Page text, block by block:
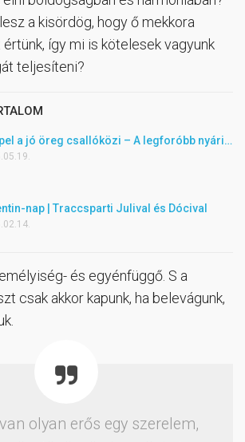
a kisördög, hogy ő mekkora
így mi is kötelesek vagyunk
teljesíteni?
a jó öreg csallóközi – A legforóbb nyári…
nap | Traccsparti Julival és Dócival
és egyénfüggő. S a
csak akkor kapunk, ha belevágunk,
olyan erős egy szerelem,